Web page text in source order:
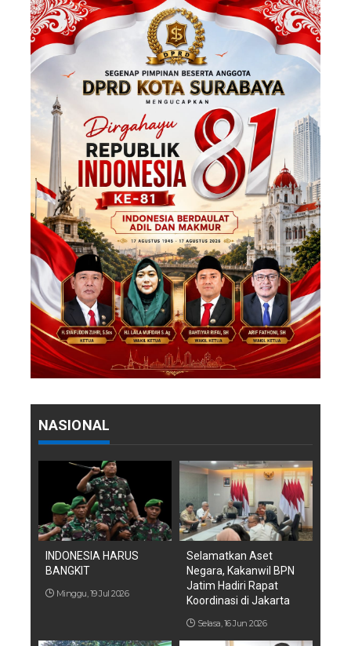
NASIONAL
INDONESIA HARUS
BANGKIT
Minggu, 19 Jul 2026
Selamatkan Aset
Negara, Kakanwil BPN
Jatim Hadiri Rapat
Koordinasi di Jakarta
Selasa, 16 Jun 2026